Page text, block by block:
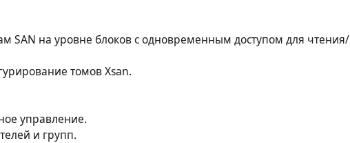
SAN на уровне блоков с одновременным доступом для чтения/
томов Xsan.
управление.
и групп.